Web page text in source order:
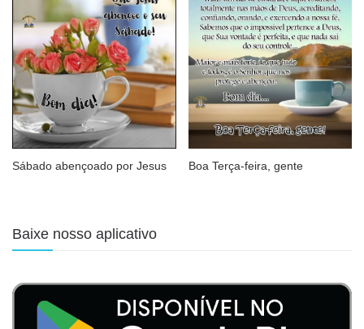
Sábado abençoado por Jesus Boa Terça-feira, gente
Baixe nosso aplicativo